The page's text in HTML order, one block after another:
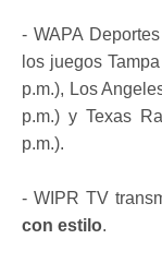
- WAPA
los juegos
p.m.), Los
p.m.) y Texas
p.m.).
- WIPR TV
con estilo.